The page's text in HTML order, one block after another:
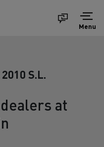
Menu
S.L.
at